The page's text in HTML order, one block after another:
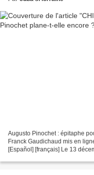
Augusto Pinochet : épitaphe
Franck Gaudichaud mis en
[Español] [français] Le 13